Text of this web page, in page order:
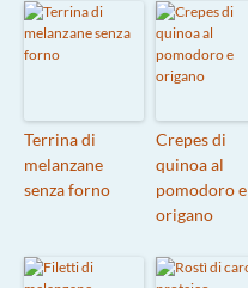
Terrina di
melanzane
senza forno
Crepes di
quinoa al
pomodoro e
origano